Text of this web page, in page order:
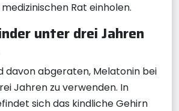
Rat einholen.
unter drei Jahren
davon abgeraten, Melatonin bei
Jahren zu verwenden. In
sich das kindliche Gehirn